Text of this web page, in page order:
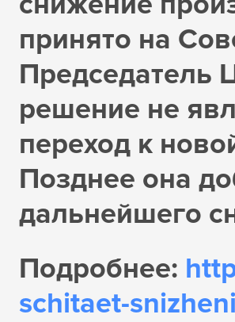
принято на
Председатель
решение не
переход к
Позднее она
дальнейшего
Подробнее:
schitaet-